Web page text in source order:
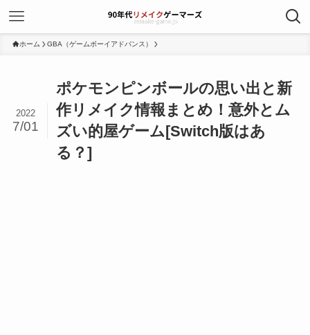
ホーム GBA（ゲームボーイアドバンス）
ポケモンピンボールの思い出と新
作リメイク情報まとめ！意外とム
ズい的屋ゲーム[Switch版はあ
る？]
2022
7/01